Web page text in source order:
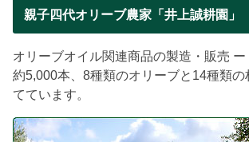
親子四代オリーブ農家「井上誠耕園」
オリーブオイル関連商品の製造・販売
約5,000本、8種類のオリーブと14種類
てています。